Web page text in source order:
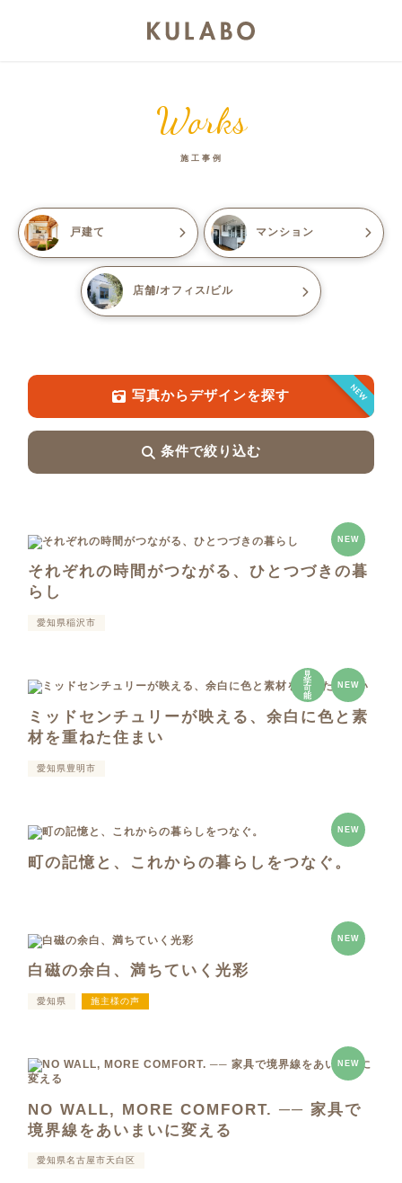
Works
施工事例
戸建て マンション
店舗/オフィス/ビル
NEW
写真からデザインを探す
条件で絞り込む
NEW
それぞれの時間がつながる、ひとつづきの暮
らし
愛知県稲沢市
見
学
可
能
NEW
ミッドセンチュリーが映える、余白に色と素
材を重ねた住まい
愛知県豊明市
NEW
町の記憶と、これからの暮らしをつなぐ。
NEW
白磁の余白、満ちていく光彩
愛知県 施主様の声
NEW
NO WALL, MORE COMFORT. ── 家具で
境界線をあいまいに変える
愛知県名古屋市天白区